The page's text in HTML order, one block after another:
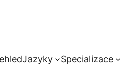
Jazyky Specializace